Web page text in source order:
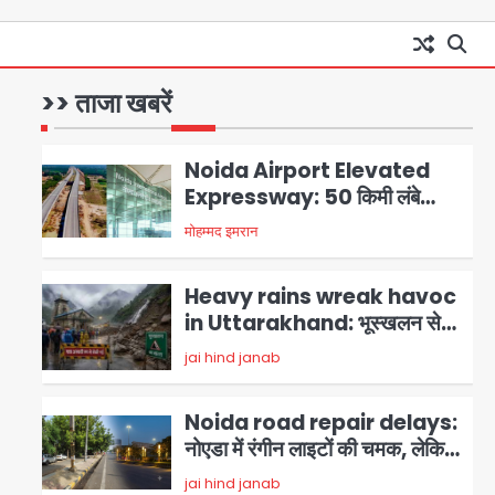
>> ताजा खबरें
1
GBU Noida AI Centre: जीबीयू
में बनेगा एआई और ग्रीन स्किल्स सेंटर,
ट्रेनिंग
2
Noida Airport Elevated
Expressway: 50 किमी लंबे
एलिवेटेड एक्सप्रेसवे से दिल्ली-
हरियाणा से सीधे जुड़ेगा नोएडा एयरपोर्ट,
6-लेन एक्सप्रेसवे
मोहम्मद इमरान
3
Heavy rains wreak havoc
in Uttarakhand: भूस्खलन से
यमुनोत्री, केदारनाथ और सिमली-
ग्वालदम हाईवे बंद, चमोली-उत्तरकाशी
के पार
jai hind janab
4
Noida road repair delays:
नोएडा में रंगीन लाइटों की चमक, लेकिन
सड़कें अभी भी उखड़ी: प्राधिकरण के
jai hind janab